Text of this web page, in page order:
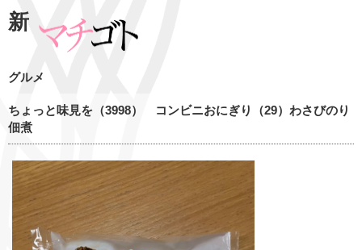
新
グルメ
ちょっと味見を（3998） コンビニおにぎり（29）わさびのり
佃煮